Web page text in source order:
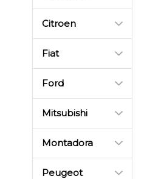
Citroen
Fiat
Ford
Mitsubishi
Montadora
Peugeot